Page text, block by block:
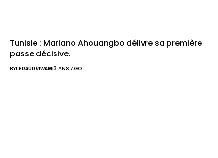
Tunisie : Mariano Ahouangbo délivre sa première
passe décisive.
BYGERAUD VIWAMI3 ANS AGO